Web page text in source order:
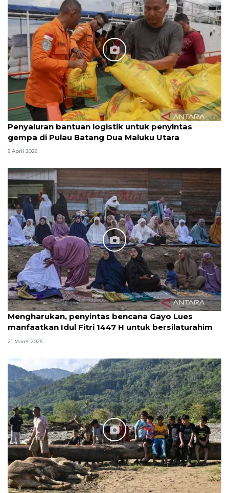
Penyaluran bantuan logistik untuk penyintas
gempa di Pulau Batang Dua Maluku Utara
5 April 2026
Mengharukan, penyintas bencana Gayo Lues
manfaatkan Idul Fitri 1447 H untuk bersilaturahim
21 Maret 2026